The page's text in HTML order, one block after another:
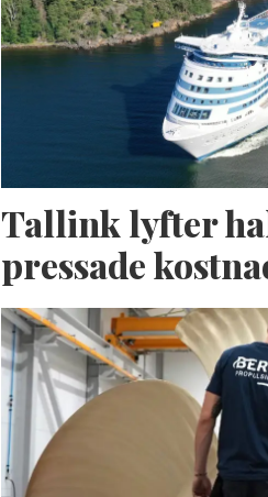
Tallink lyfter
pressade